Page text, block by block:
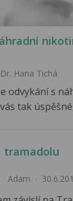
Hana Tichá
odvykání s
tak
tramadolu
Adam